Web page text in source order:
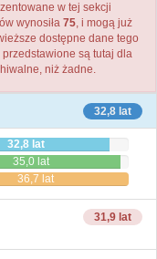
w tej sekcji
wynosiła 75, i mogą już
dostępne dane tego
są tutaj dla
niż żadne.
32,8 lat
32,8 lat
35,0 lat
36,7 lat
31,9 lat